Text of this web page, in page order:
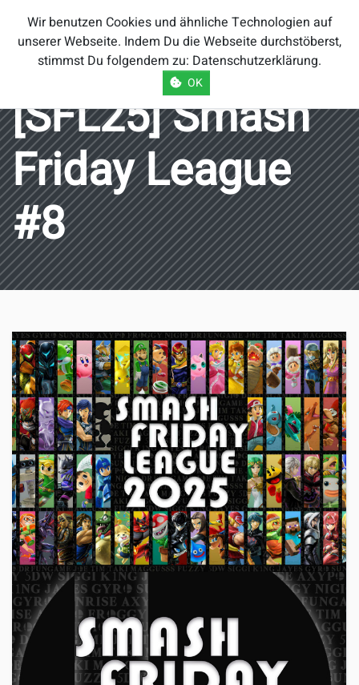
Smash Brothers
Österreich
[SFL25] Smash
Friday League
#8
Wir benutzen Cookies und ähnliche Technologien auf
unserer Webseite. Indem Du die Webseite durchstöberst,
stimmst Du folgendem zu: Datenschutzerklärung.
OK